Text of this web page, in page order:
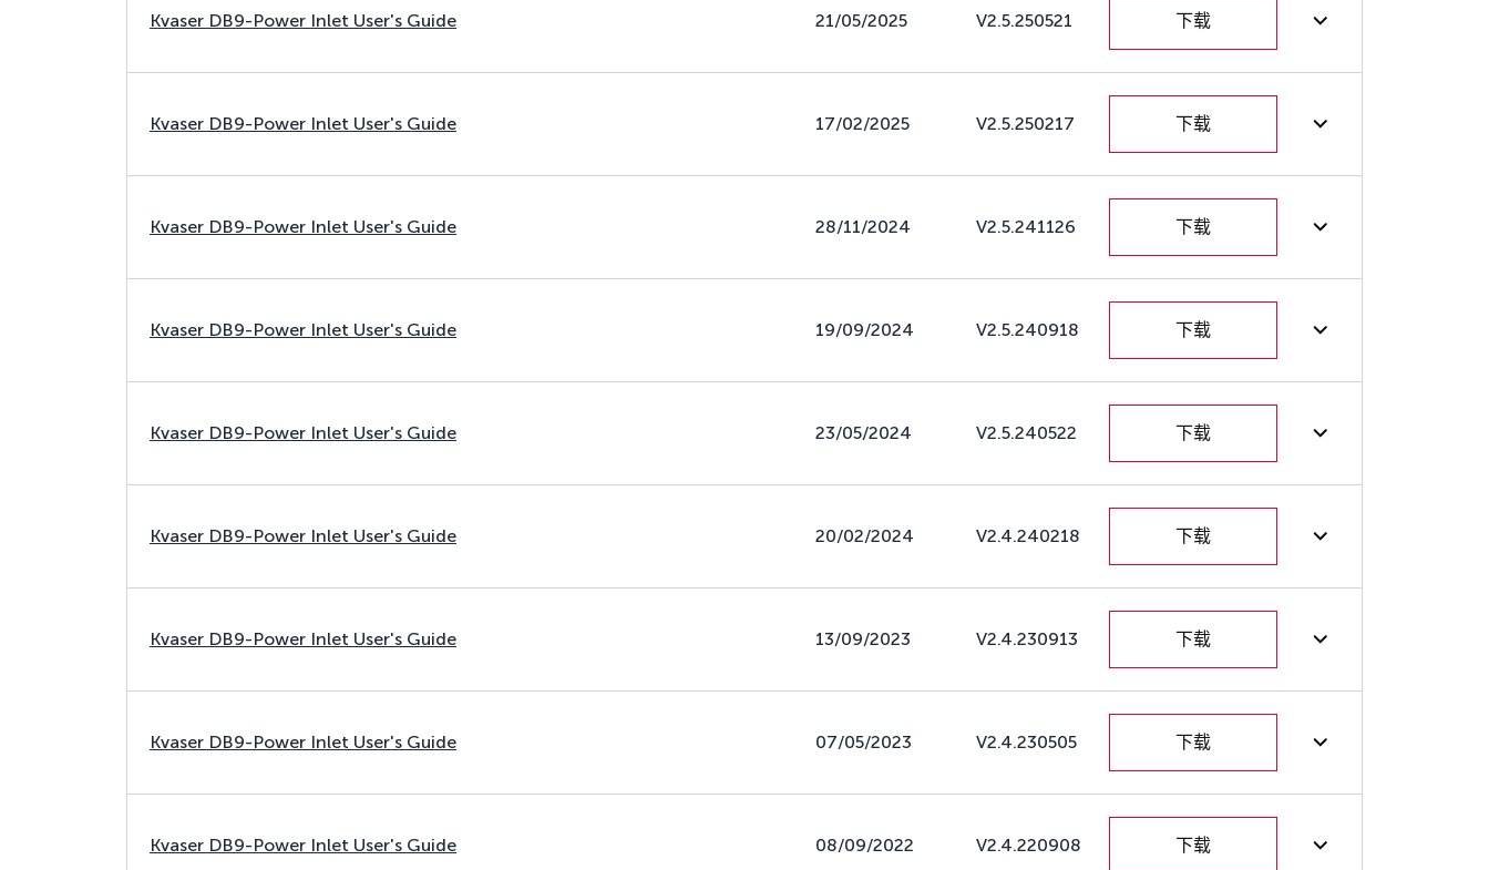
Kvaser DB9-Power Inlet User's Guide 21/05/2025 V2.5.250521 下载
Kvaser DB9-Power Inlet User's Guide 17/02/2025 V2.5.250217 下载
Kvaser DB9-Power Inlet User's Guide 28/11/2024 V2.5.241126 下载
Kvaser DB9-Power Inlet User's Guide 19/09/2024 V2.5.240918 下载
Kvaser DB9-Power Inlet User's Guide 23/05/2024 V2.5.240522 下载
Kvaser DB9-Power Inlet User's Guide 20/02/2024 V2.4.240218 下载
Kvaser DB9-Power Inlet User's Guide 13/09/2023 V2.4.230913 下载
Kvaser DB9-Power Inlet User's Guide 07/05/2023 V2.4.230505 下载
Kvaser DB9-Power Inlet User's Guide 08/09/2022 V2.4.220908 下载